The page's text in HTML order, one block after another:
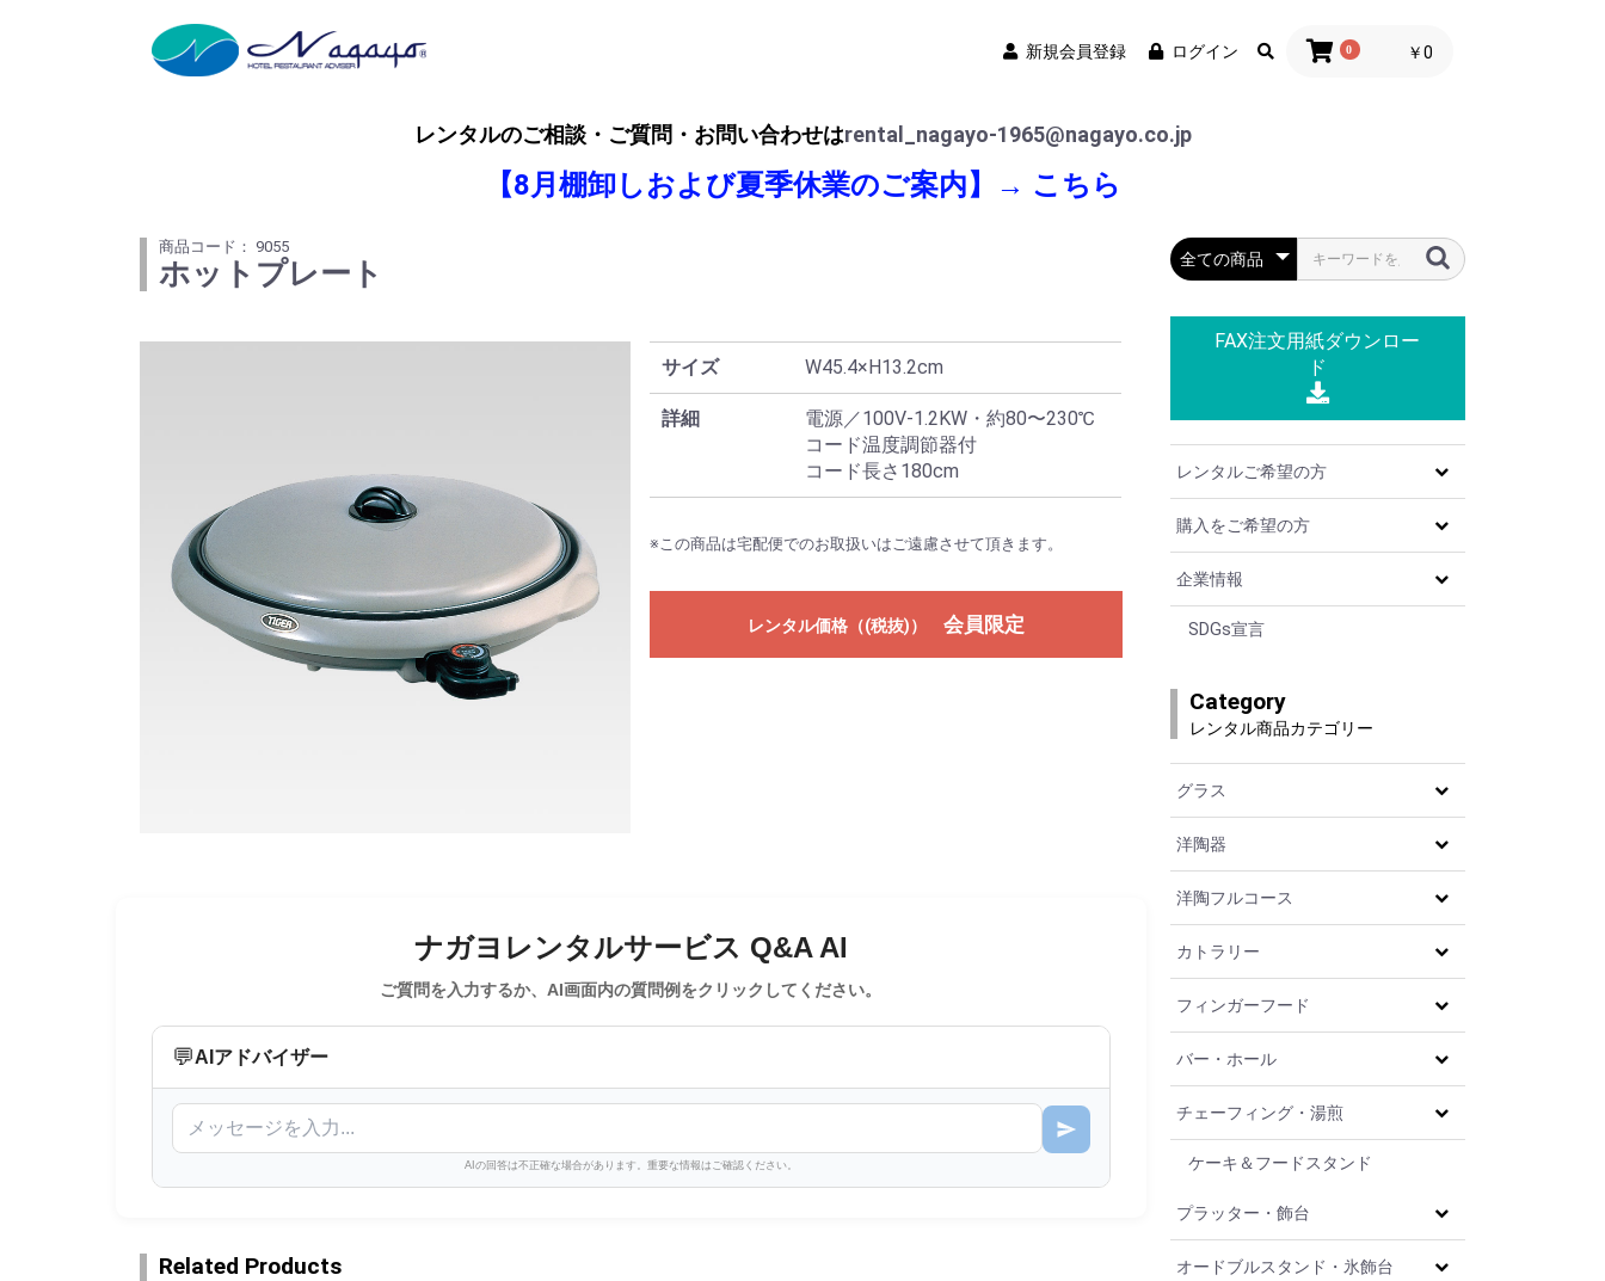
新規会員登録 ログイン 0 ￥0
レンタルのご相談・ご質問・お問い合わせはrental_nagayo-1965@nagayo.co.jp
【8月棚卸しおよび夏季休業のご案内】→ こちら
商品コード： 9055
ホットプレート
サイズ W45.4×H13.2cm
詳細
電源／100V-1.2KW・約80〜230℃
コード温度調節器付
コード長さ180cm
※この商品は宅配便でのお取扱いはご遠慮させて頂きます。
レンタル価格（(税抜)） 会員限定
ナガヨレンタルサービス Q&A AI
ご質問を入力するか、AI画面内の質問例をクリックしてください。
💬AIアドバイザー
AIの回答は不正確な場合があります。重要な情報はご確認ください。
Related Products
FAX注文用紙ダウンロー
ド
レンタルご希望の方
購入をご希望の方
企業情報
SDGs宣言
Category
レンタル商品カテゴリー
グラス
洋陶器
洋陶フルコース
カトラリー
フィンガーフード
バー・ホール
チェーフィング・湯煎
ケーキ＆フードスタンド
プラッター・飾台
オードブルスタンド・氷飾台